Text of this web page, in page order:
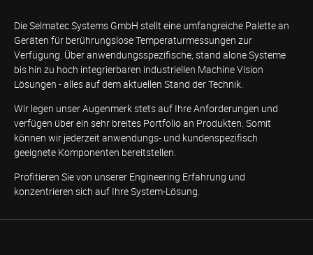
Die Selmatec Systems GmbH stellt eine umfangreiche Palette an
Geräten für berührungslose Temperaturmessungen zur
Verfügung. Über anwendungsspezifische, stand alone Systeme
bis hin zu hoch integrierbaren industriellen Machine Vision
Lösungen - alles auf dem aktuellen Stand der Technik.
Wir legen unser Augenmerk stets auf Ihre Anforderungen und
verfügen über ein sehr breites Portfolio an Produkten. Somit
können wir jederzeit anwendungs- und kundenspezifisch
geeignete Komponenten bereitstellen.
Profitieren Sie von unserer Engineering Erfahrung und
konzentrieren sich auf Ihre System-Lösung.